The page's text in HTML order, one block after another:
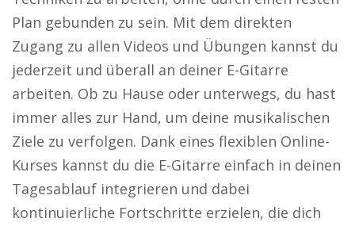
Plan gebunden zu sein. Mit dem direkten
Zugang zu allen Videos und Übungen kannst du
jederzeit und überall an deiner E-Gitarre
arbeiten. Ob zu Hause oder unterwegs, du hast
immer alles zur Hand, um deine musikalischen
Ziele zu verfolgen. Dank eines flexiblen Online-
Kurses kannst du die E-Gitarre einfach in deinen
Tagesablauf integrieren und dabei
kontinuierliche Fortschritte erzielen, die dich